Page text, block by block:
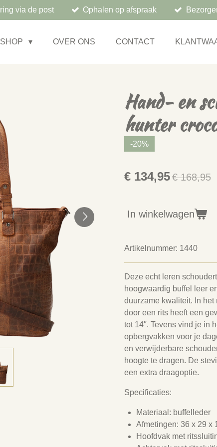
via de post Ophalen op afspraak
OVER ONS CONTACT
Hand- en
hunter
-20%
€ 134,95€ 168,95
In winkelwagen
Artikelnummer: 1440
Deze echt leren
hoogwaardig buffel leer
duurzame kwaliteit. In
door een rits heeft een
tot 14″. Tevens vind je in
opbergvakken voor je
en verwijderbare
hoogte te dragen. De
een extra draagoptie.
Specificaties:
Materiaal: buffelleder
Afmetingen: 36 x 29 x
Hoofdvak met